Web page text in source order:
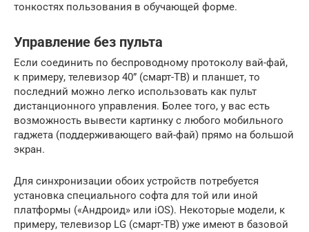
тонкостях пользования в обучающей форме.
Управление без пульта
Если соединить по беспроводному протоколу вай-фай,
к примеру, телевизор 40” (смарт-ТВ) и планшет, то
последний можно легко использовать как пульт
дистанционного управления. Более того, у вас есть
возможность вывести картинку с любого мобильного
гаджета (поддерживающего вай-фай) прямо на большой
экран.
Для синхронизации обоих устройств потребуется
установка специального софта для той или иной
платформы («Андроид» или iOS). Некоторые модели, к
примеру, телевизор LG (смарт-ТВ) уже имеют в базовой